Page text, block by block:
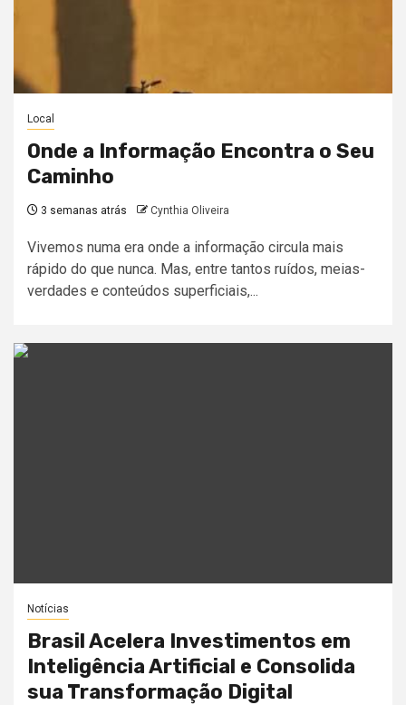
Local
Onde a Informação Encontra o Seu
Caminho
3 semanas atrás Cynthia Oliveira
Vivemos numa era onde a informação circula mais
rápido do que nunca. Mas, entre tantos ruídos, meias-
verdades e conteúdos superficiais,...
Notícias
Brasil Acelera Investimentos em
Inteligência Artificial e Consolida
sua Transformação Digital